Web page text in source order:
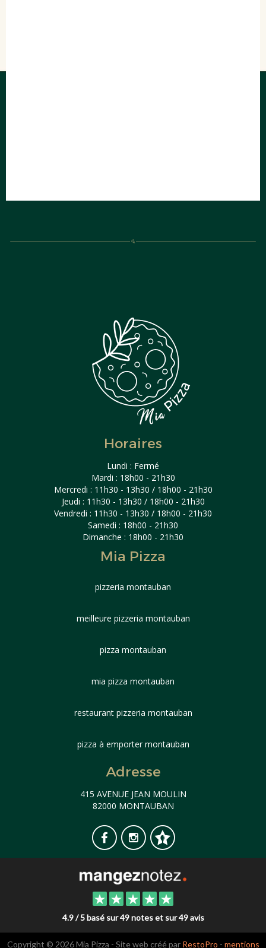
Horaires
Lundi : Fermé
Mardi : 18h00 - 21h30
Mercredi : 11h30 - 13h30 / 18h00 - 21h30
Jeudi : 11h30 - 13h30 / 18h00 - 21h30
Vendredi : 11h30 - 13h30 / 18h00 - 21h30
Samedi : 18h00 - 21h30
Dimanche : 18h00 - 21h30
Mia Pizza
pizzeria montauban
meilleure pizzeria montauban
pizza montauban
mia pizza montauban
restaurant pizzeria montauban
pizza à emporter montauban
Adresse
415 AVENUE JEAN MOULIN
82000 MONTAUBAN
4.9 / 5 basé sur 49 notes et sur 49 avis
Copyright © 2026 Mia Pizza - Site web créé par RestoPro - mentions